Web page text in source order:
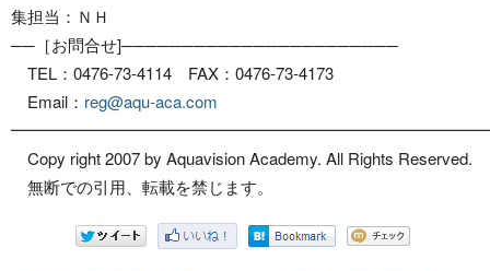
集担当：ＮＨ
──［お問合せ]───────────────────────
TEL：0476-73-4114 FAX：0476-73-4173
Email： reg@aqu-aca.com
Copy right 2007 by Aquavision Academy. All Rights Reserved.
無断での引用、転載を禁じます。